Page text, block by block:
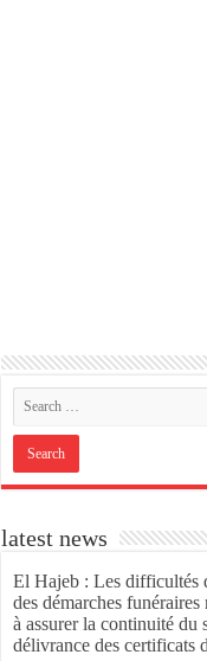
latest news
El Hajeb : Les difficultés
des démarches funéraires
à assurer la continuité du
délivrance des certificats